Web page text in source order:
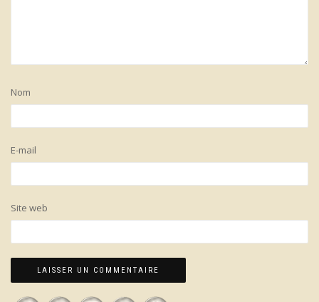
Nom
E-mail
Site web